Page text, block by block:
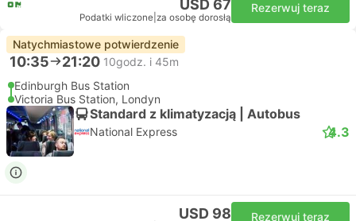
USD 67
Podatki wliczone za osobę dorosłą
Rezerwuj teraz
Natychmiastowe potwierdzenie
10:35 21:20 10godz. i 45m
Edinburgh Bus Station
Victoria Bus Station, Londyn
Standard z klimatyzacją | Autobus
National Express 4.3
USD 98 Rezerwuj teraz